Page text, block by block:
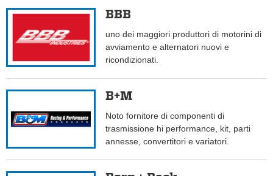
BBB
uno dei maggiori produttori di motorini di
avviamento e alternatori nuovi e
ricondizionati.
B+M
Noto fornitore di componenti di
trasmissione hi performance, kit, parti
annesse, convertitori e variatori.